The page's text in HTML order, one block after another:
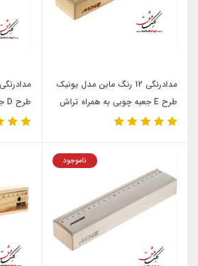
مدادرنگی 12 رنگ ماین مدل یونیک
طرح E جعبه چوبی به همراه تراش
طرح D جعبه چوبی به همراه تراش
ناموجود